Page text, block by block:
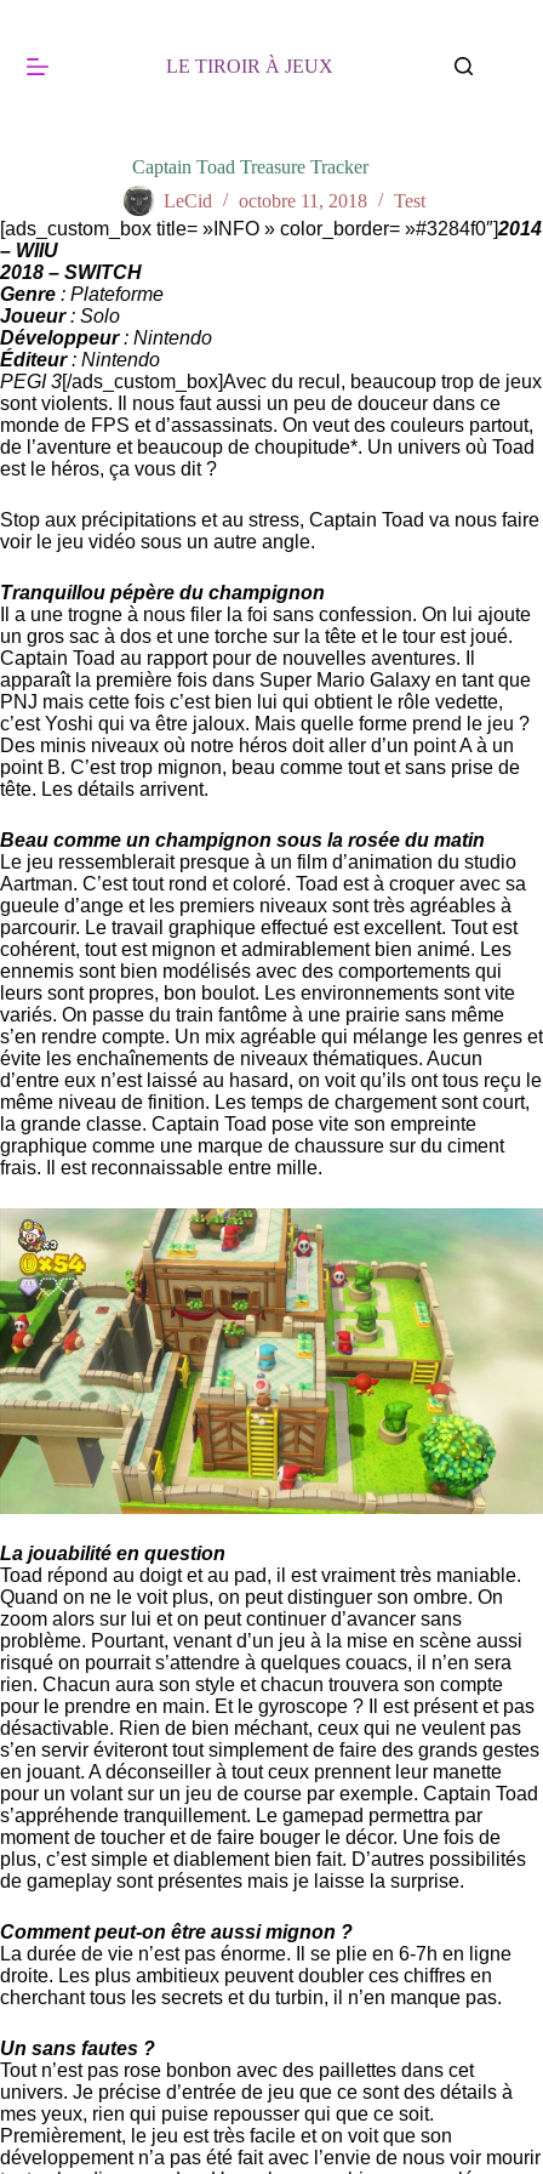
LE TIROIR À JEUX
Captain Toad Treasure Tracker
LeCid
octobre 11, 2018
Test
[ads_custom_box title= »INFO » color_border= »#3284f0″]2014
– WIIU
2018 – SWITCH
Genre : Plateforme
Joueur: Solo
Développeur: Nintendo
Éditeur: Nintendo
PEGI 3[/ads_custom_box]Avec du recul, beaucoup trop de jeux
sont violents. Il nous faut aussi un peu de douceur dans ce
monde de FPS et d’assassinats. On veut des couleurs partout,
de l’aventure et beaucoup de choupitude*. Un univers où Toad
est le héros, ça vous dit ?
Stop aux précipitations et au stress, Captain Toad va nous faire
voir le jeu vidéo sous un autre angle.
Tranquillou pépère du champignon
Il a une trogne à nous filer la foi sans confession. On lui ajoute
un gros sac à dos et une torche sur la tête et le tour est joué.
Captain Toad au rapport pour de nouvelles aventures. Il
apparaît la première fois dans Super Mario Galaxy en tant que
PNJ mais cette fois c’est bien lui qui obtient le rôle vedette,
c’est Yoshi qui va être jaloux. Mais quelle forme prend le jeu ?
Des minis niveaux où notre héros doit aller d’un point A à un
point B. C’est trop mignon, beau comme tout et sans prise de
tête. Les détails arrivent.
Beau comme un champignon sous la rosée du matin
Le jeu ressemblerait presque à un film d’animation du studio
Aartman. C’est tout rond et coloré. Toad est à croquer avec sa
gueule d’ange et les premiers niveaux sont très agréables à
parcourir. Le travail graphique effectué est excellent. Tout est
cohérent, tout est mignon et admirablement bien animé. Les
ennemis sont bien modélisés avec des comportements qui
leurs sont propres, bon boulot. Les environnements sont vite
variés. On passe du train fantôme à une prairie sans même
s’en rendre compte. Un mix agréable qui mélange les genres et
évite les enchaînements de niveaux thématiques. Aucun
d’entre eux n’est laissé au hasard, on voit qu’ils ont tous reçu le
même niveau de finition. Les temps de chargement sont court,
la grande classe. Captain Toad pose vite son empreinte
graphique comme une marque de chaussure sur du ciment
frais. Il est reconnaissable entre mille.
La jouabilité en question
Toad répond au doigt et au pad, il est vraiment très maniable.
Quand on ne le voit plus, on peut distinguer son ombre. On
zoom alors sur lui et on peut continuer d’avancer sans
problème. Pourtant, venant d’un jeu à la mise en scène aussi
risqué on pourrait s’attendre à quelques couacs, il n’en sera
rien. Chacun aura son style et chacun trouvera son compte
pour le prendre en main. Et le gyroscope ? Il est présent et pas
désactivable. Rien de bien méchant, ceux qui ne veulent pas
s’en servir éviteront tout simplement de faire des grands gestes
en jouant. A déconseiller à tout ceux prennent leur manette
pour un volant sur un jeu de course par exemple. Captain Toad
s’appréhende tranquillement. Le gamepad permettra par
moment de toucher et de faire bouger le décor. Une fois de
plus, c’est simple et diablement bien fait. D’autres possibilités
de gameplay sont présentes mais je laisse la surprise.
Comment peut-on être aussi mignon ?
La durée de vie n’est pas énorme. Il se plie en 6-7h en ligne
droite. Les plus ambitieux peuvent doubler ces chiffres en
cherchant tous les secrets et du turbin, il n’en manque pas.
Un sans fautes ?
Tout n’est pas rose bonbon avec des paillettes dans cet
univers. Je précise d’entrée de jeu que ce sont des détails à
mes yeux, rien qui puise repousser qui que ce soit.
Premièrement, le jeu est très facile et on voit que son
développement n’a pas été fait avec l’envie de nous voir mourir